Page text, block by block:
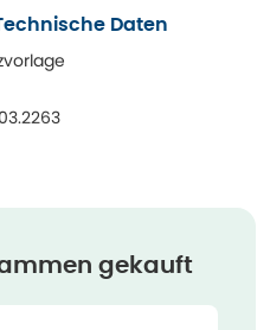
Daten
gekauft